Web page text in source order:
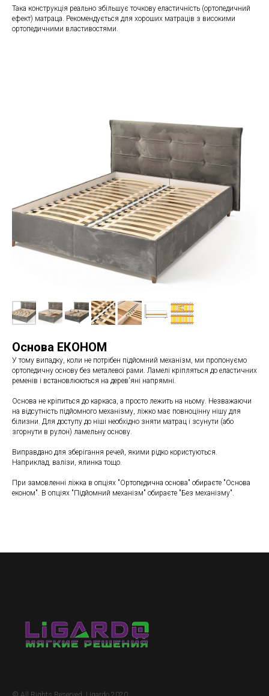
Така конструкція реально збільшує точкову еластичність (ортопедичний
ефект) матраца. Рекомендується для хороших матраців з високими
ортопедичними властивостями.
Основа ЕКОНОМ
У тому випадку, коли не потрібен підйомний механізм, ми пропонуємо
ортопедичну основу без металевої рами. Ламелі кріпляться до еластичних
ременів і встановлюються на дерев'яні напрямні.
Основа не кріпиться до каркаса, а просто лежить на ньому. Незважаючи
на відсутність підйомного механізму, ліжко має повноцінну нішу для
білизни. Для доступу до ніші необхідно зняти матрац і зсунути (або
згорнути в рулон) ламельну основу.
Виправдано для зберігання речей, якими рідко користуються.
Наприклад, валізи, ялинка тощо.
При замовленні ліжка в опціях "Ортопедична основа" обираєте "Основа
економ". В опціях "Підйомний механізм" обираєте "Без механізму".